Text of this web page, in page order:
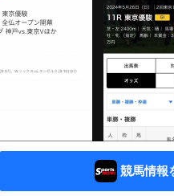
競馬情報